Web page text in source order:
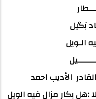
بَگيل
الـويل
الأديب احمد
بكار مزال فيه الويل